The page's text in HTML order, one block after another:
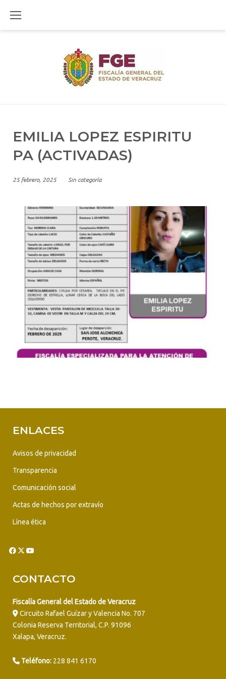
EMILIA LOPEZ ESPIRITU
PA (ACTIVADAS)
25 febrero, 2025 Sin categoría
ENLACES
Avisos de privacidad
Transparencia
Comunicación social
Actas de hechos por extravío
Línea ética
CONTACTO
Fiscalía General del Estado de Veracruz
Circuito Rafael Guízar y Valencia No. 707
Colonia Reserva Territorial, C.P. 91096
Xalapa, Veracruz.
Teléfono: 228 841 6170